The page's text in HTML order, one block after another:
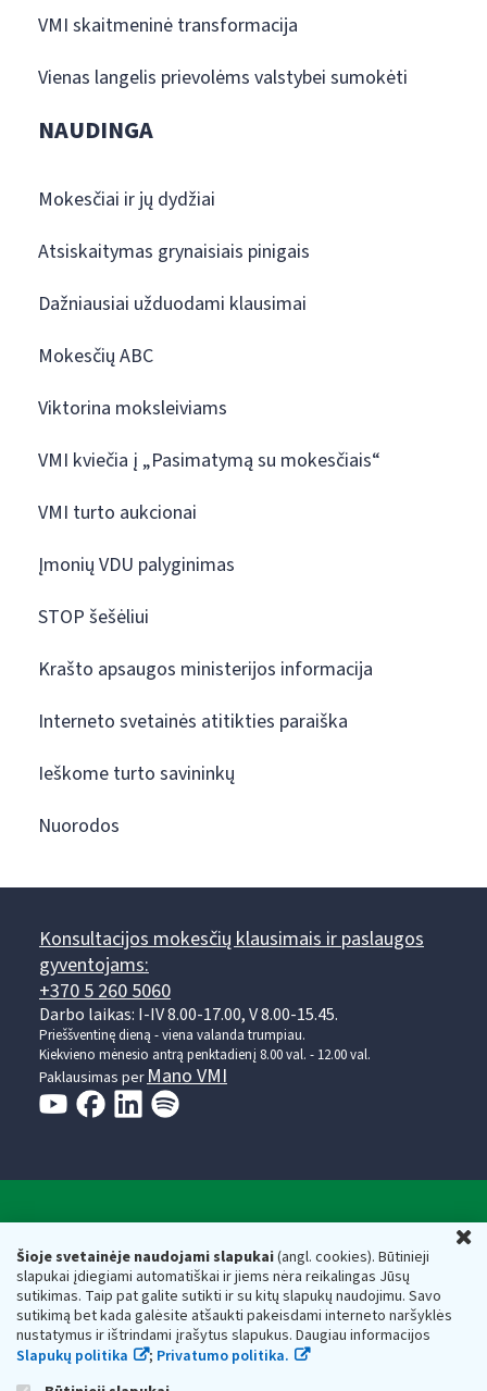
Šioje svetainėje naudojami slapukai(angl. cookies). Būtinieji
slapukai įdiegiami automatiškai ir jiems nėra reikalingas Jūsų
sutikimas. Taip pat galite sutikti ir su kitų slapukų naudojimu. Savo
sutikimą bet kada galėsite atšaukti pakeisdami interneto naršyklės
nustatymus ir ištrindami įrašytus slapukus. Daugiau informacijos
Slapukų politika
; Privatumo politika.
VMI skaitmeninė transformacija
Vienas langelis prievolėms valstybei sumokėti
NAUDINGA
Mokesčiai ir jų dydžiai
Atsiskaitymas grynaisiais pinigais
Dažniausiai užduodami klausimai
Mokesčių ABC
Viktorina moksleiviams
VMI kviečia į „Pasimatymą su mokesčiais“
VMI turto aukcionai
Įmonių VDU palyginimas
STOP šešėliui
Krašto apsaugos ministerijos informacija
Interneto svetainės atitikties paraiška
Ieškome turto savininkų
Nuorodos
Konsultacijos mokesčių klausimais ir paslaugos
gyventojams:
+370 5 260 5060
Darbo laikas: I-IV 8.00-17.00, V 8.00-15.45.
Prieššventinę dieną - viena valanda trumpiau.
Kiekvieno mėnesio antrą penktadienį 8.00 val. - 12.00 val.
Paklausimas per Mano VMI
Respublikos finansų ministerijos
Biudžetinė įstaiga. Juridinio asmens kodas — 188659752,
adresas: Vasario 16-osios g. 14, 01107 Vilnius, Lietuva, el.paštas:
vmi@vmi.lt, E. pristatymo dėžutės adresas 188659752
Duomenys apie Valstybinę mokesčių inspekciją prie Lietuvos
Respublikos finansų ministerijos kaupiami ir saugomi Juridinių